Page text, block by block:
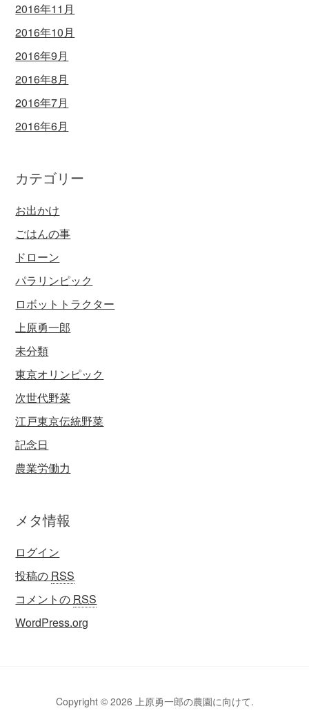
2016年11月
2016年10月
2016年9月
2016年8月
2016年7月
2016年6月
カテゴリー
お出かけ
ごはんの事
ドローン
パラリンピック
ロボットトラクター
上原勇一郎
未分類
東京オリンピック
次世代野菜
江戸東京伝統野菜
記念日
農業労働力
メタ情報
ログイン
投稿の RSS
コメントの RSS
WordPress.org
Copyright © 2026 上原勇一郎の農園に向けて.